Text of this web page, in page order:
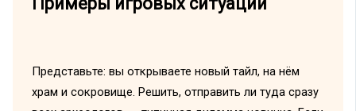
Представьте: вы открываете новый тайл, на нём
храм и сокровище. Решить, отправить ли туда сразу